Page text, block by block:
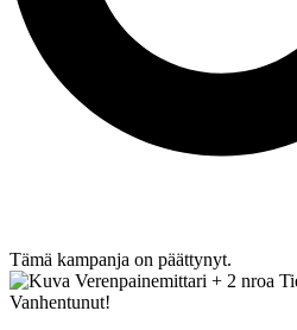
Tämä kampanja on päättynyt.